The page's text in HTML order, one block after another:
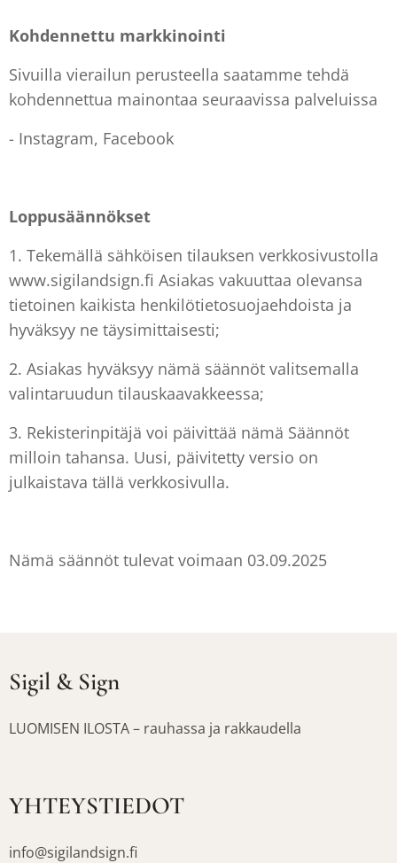
Kohdennettu markkinointi
Sivuilla vierailun perusteella saatamme tehdä
kohdennettua mainontaa seuraavissa palveluissa
- Instagram, Facebook
Loppusäännökset
1. Tekemällä sähköisen tilauksen verkkosivustolla
www.sigilandsign.fi Asiakas vakuuttaa olevansa
tietoinen kaikista henkilötietosuojaehdoista ja
hyväksyy ne täysimittaisesti;
2. Asiakas hyväksyy nämä säännöt valitsemalla
valintaruudun tilauskaavakkeessa;
3. Rekisterinpitäjä voi päivittää nämä Säännöt
milloin tahansa. Uusi, päivitetty versio on
julkaistava tällä verkkosivulla.
Nämä säännöt tulevat voimaan 03.09.2025
Sigil & Sign
LUOMISEN ILOSTA – rauhassa ja rakkaudella
YHTEYSTIEDOT
info@sigilandsign.fi